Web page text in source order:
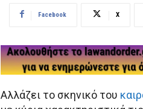
Facebook X
Αλλάζει το σκηνικό του